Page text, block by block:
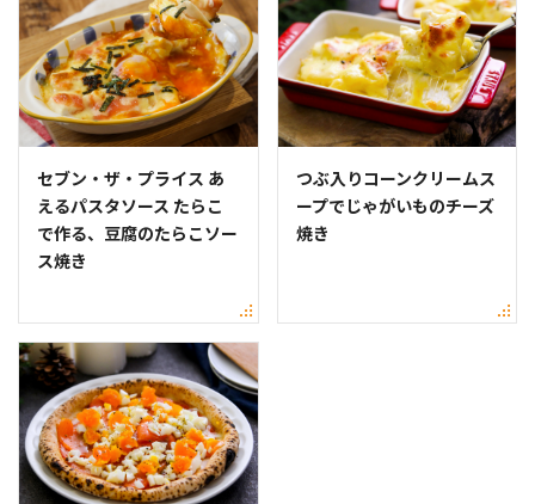
セブン・ザ・プライス あ
えるパスタソース たらこ
で作る、豆腐のたらこソー
ス焼き
つぶ入りコーンクリームス
ープでじゃがいものチーズ
焼き